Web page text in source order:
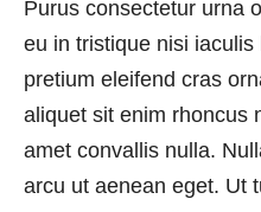
Purus consectetur urna
eu in tristique nisi
pretium eleifend cras
aliquet sit enim rhoncus
amet convallis nulla.
arcu ut aenean eget. Ut